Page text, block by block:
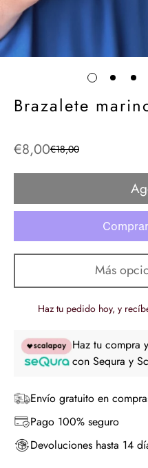
Brazalete
Precio
€8,00
Precio €18,00
Más
Haz tu pedido hoy, y
Haz tu compra
con Sequra y
Envío gratuito en
Pago 100% seguro
Devoluciones hasta 14